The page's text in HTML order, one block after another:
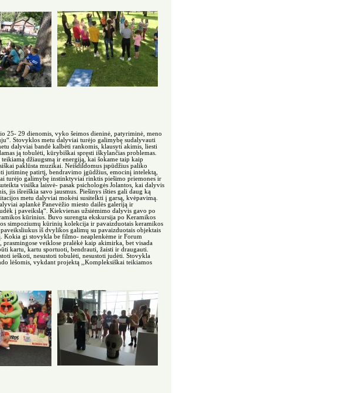
25- 29 dienomis, vyko šeimos dieninė, patyriminė, meno
Stovyklos metu dalyviai turėjo galimybę sudalyvauti
dalyviai bandė kalbėti rankomis, klausyti akimis, liesti
ją tobulėti, kūrybiškai spręsti iškylančias problemas.
džiaugsmą ir energiją, kai šokame taip kaip
paklūsta muzikai. Neišdildomus įspūdžius paliko
jutiminę patirtį, bendravimo įgūdžius, emocinį intelektą,
turėjo galimybę instinktyviai rinktis piešimo priemones ir
visiška laisvė- pasak psichologės Jolantos, kai dalyvis
jis išreiškia savo jausmus. Piešinys išties gali daug ką
metu dalyviai mokėsi susitelkti į garsą, kvėpavimą.
aplankė Panevėžio miesto dailės galeriją ir
į paveikslą“. Kiekvienas užsiėmimo dalyvis gavo po
kūrinius. Buvo surengta ekskursija po Keramikos
simpoziumų kūrinių kolekcija ir pavaizduotais keramikos
iš dvylikos galimų su pavaizduotais objektais
Kokia gi stovykla be filmo- neaplenkėme ir Forum
veiklose pralėkė kaip akimirka, bet visada
kartu, kartu sportuoti, bendrauti, žaisti ir draugauti.
ieškoti, nesustoti tobulėti, nesustoti judėti. Stovykla
lėšomis, vykdant projektą ,,Kompleksiškai teikiamos